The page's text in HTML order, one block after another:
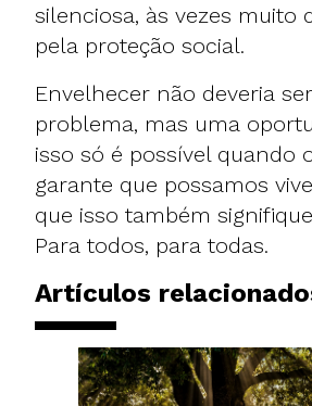
silenciosa, às vezes muito
pela proteção social.
Envelhecer não deveria
problema, mas uma
isso só é possível quando
garante que possamos
que isso também
Para todos, para todas.
Artículos